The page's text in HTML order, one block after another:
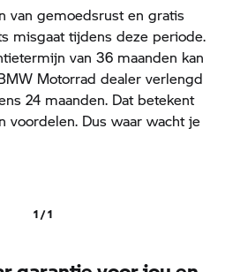
van gemoedsrust en gratis
misgaat tijdens deze periode.
van 36 maanden kan
Motorrad dealer verlengd
24 maanden. Dat betekent
voordelen. Dus waar wacht je
1 / 1